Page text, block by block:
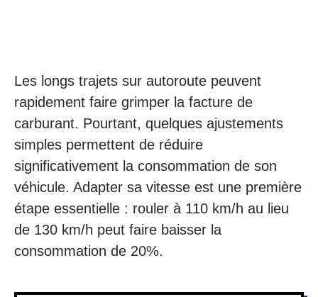
Les longs trajets sur autoroute peuvent
rapidement faire grimper la facture de
carburant. Pourtant, quelques ajustements
simples permettent de réduire
significativement la consommation de son
véhicule. Adapter sa vitesse est une première
étape essentielle : rouler à 110 km/h au lieu
de 130 km/h peut faire baisser la
consommation de 20%.